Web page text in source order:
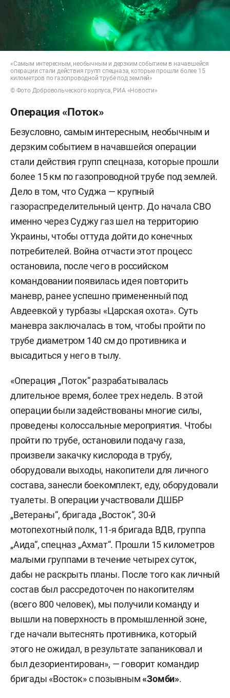
— 210-й специальный полк «Берлинг»;
— 116-я бригада территориальной обороны;
— 156-й батальон 118-й бригады ТРО;
— 253-й штурмовой батальон «Арей» 129-й
бригады ТРО;
— 36-й отдельный пехотный батальон;
— батальон шейха Мансура.
«Самым интересным, необычным и дерзким событием в начавшейся
операции стали действия групп спецназа, которые прошли более 15
километров по газопроводной трубе под землей»
© Фото Добровольческого корпуса, РИА «Новости»
Операция «Поток»
Безусловно, самым интересным, необычным и
дерзким событием в начавшейся операции
стали действия групп спецназа, которые прошли
более 15 км по газопроводной трубе под землей.
Дело в том, что Суджа — крупный
газораспределительный центр. До начала СВО
именно через Суджу газ шел на территорию
Украины, чтобы оттуда дойти до конечных
потребителей. Война отчасти этот процесс
остановила, после чего в российском
командовании появилась идея повторить
маневр, ранее успешно примененный под
Авдеевкой у турбазы «Царская охота». Суть
маневра заключалась в том, чтобы пройти по
трубе диаметром 140 см до противника и
высадиться у него в тылу.
«Операция „Поток“ разрабатывалась
длительное время, более трех недель. В этой
операции были задействованы многие силы,
проведены колоссальные мероприятия. Чтобы
пройти по трубе, остановили подачу газа,
произвели закачку кислорода в трубу,
оборудовали выходы, накопители для личного
состава, занесли боекомплект, еду, оборудовали
туалеты. В операции участвовали ДШБР
„Ветераны“, бригада „Восток“, 30-й
мотопехотный полк, 11-я бригада ВДВ, группа
„Аида“, спецназ „Ахмат“. Прошли 15 километров
малыми группами в течение четырех суток,
дабы не раскрыть планы. После того как личный
состав был рассредоточен по накопителям
(всего 800 человек), мы получили команду и
вышли на поверхность в промышленной зоне,
где начали вытеснять противника, который
этого не ожидал, в результате запаниковал и
был дезориентирован», — говорит командир
бригады «Восток» с позывным«Зомби».